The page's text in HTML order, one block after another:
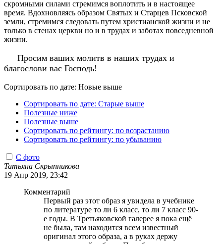
скромными силами стремимся воплотить и в настоящее
время. Вдохновляясь образом Святых и Старцев Псковской
земли, стремимся следовать путем христианской жизни и не
только в стенах церкви но и в трудах и заботах повседневной
жизни.
Просим ваших молитв в наших трудах и
благослови вас Господь!
Сортировать по дате: Новые выше
Сортировать по дате: Старые выше
Полезные ниже
Полезные выше
Сортировать по рейтингу: по возрастанию
Сортировать по рейтингу: по убыванию
С фото
Татьяна Скрыпникова
19 Апр 2019, 23:42
Комментарий
Первый раз этот образ я увидела в учебнике
по литературе то ли 6 класс, то ли 7 класс 90-
е годы. В Третьяковской галерее я пока ещё
не была, там находится всем известный
оригинал этого образа, а в руках держу